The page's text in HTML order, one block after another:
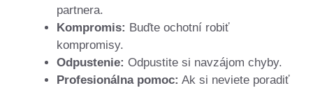
partnera.
Kompromis: Buďte ochotní robiť
kompromisy.
Odpustenie: Odpustite si navzájom chyby.
Profesionálna pomoc: Ak si neviete poradiť